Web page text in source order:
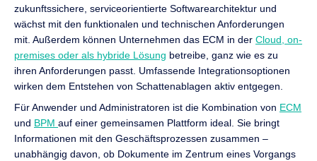
zukunftssichere, serviceorientierte Softwarearchitektur und
wächst mit den funktionalen und technischen Anforderungen
mit. Außerdem können Unternehmen das ECM in der Cloud, on-
premises oder als hybride Lösung betreibe, ganz wie es zu
ihren Anforderungen passt. Umfassende Integrationsoptionen
wirken dem Entstehen von Schattenablagen aktiv entgegen.
Für Anwender und Administratoren ist die Kombination von ECM
und BPM auf einer gemeinsamen Plattform ideal. Sie bringt
Informationen mit den Geschäftsprozessen zusammen –
unabhängig davon, ob Dokumente im Zentrum eines Vorgangs